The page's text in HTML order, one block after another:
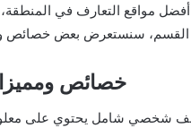
مواقع التعارف في
خصائص
ملف شخصي شامل يحتوي على